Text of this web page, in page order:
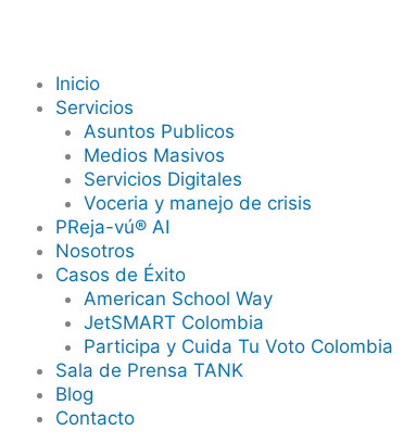
Inicio
Servicios
Asuntos Publicos
Medios Masivos
Servicios Digitales
Voceria y manejo de crisis
PReja-vú® AI
Nosotros
Casos de Éxito
American School Way
JetSMART Colombia
Participa y Cuida Tu Voto Colombia
Sala de Prensa TANK
Blog
Contacto